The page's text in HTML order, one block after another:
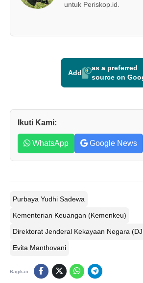
untuk Periskop.id.
Add
as a preferred
source on
Ikuti Kami:
WhatsApp Google News
Purbaya Yudhi Sadewa
Kementerian Keuangan (Kemenkeu)
Direktorat Jenderal Kekayaan Negara
Evita Manthovani
Bagikan: